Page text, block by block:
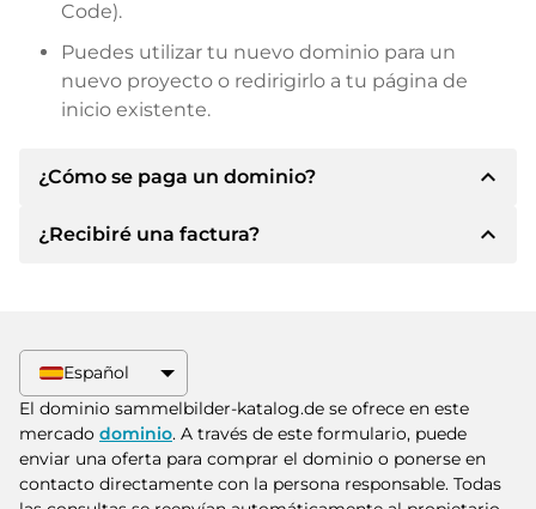
Code).
Puedes utilizar tu nuevo dominio para un
nuevo proyecto o redirigirlo a tu página de
inicio existente.
¿Cómo se paga un dominio? expand_less
Tras llegar a un acuerdo, el propietario le
Paypal u otros métodos de pago.
Indique siempre el nombre de dominio y el
número de factura al realizar la transferencia.
¿Recibiré una factura? expand_less
superiores, también recibirá un contrato de
compra adicional si lo solicita.
Español
El dominio sammelbilder-katalog.de se ofrece en este
mercado dominio. A través de este formulario, puede
enviar una oferta para comprar el dominio o ponerse en
contacto directamente con la persona responsable. Todas